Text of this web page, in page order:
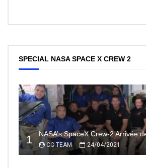
SPECIAL NASA SPACE X CREW 2
1 CC TEAM 24/04/2021